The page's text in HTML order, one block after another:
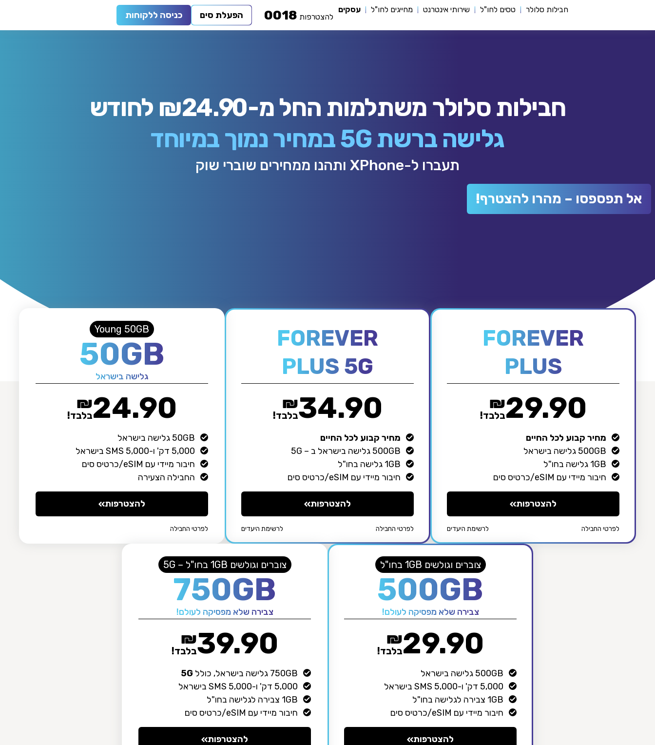
חבילות סלולר טסים לחו"ל שירותי אינטרנט מחייגים לחו"ל עסקים
להצטרפות 0018 הפעלת סים כניסה ללקוחות
חבילות סלולר משתלמות החל מ-₪24.90 לחודש
גלישה ברשת 5G במחיר נמוך במיוחד
תעברו ל-XPhone ותהנו ממחירים שוברי שוק
אל תפספסו – מהרו להצטרף!
FOREVER
PLUS
29.90
₪
בלבד!
מחיר קבוע לכל החיים
500GB גלישה בישראל
1GB גלישה בחו"ל
חיבור מיידי עם eSIM/כרטיס סים
להצטרפות
לפרטי החבילה לרשימת היעדים
FOREVER
PLUS 5G
34.90
₪
בלבד!
מחיר קבוע לכל החיים
500GB גלישה בישראל ב – 5G
1GB גלישה בחו"ל
חיבור מיידי עם eSIM/כרטיס סים
להצטרפות
לפרטי החבילה לרשימת היעדים
Young 50GB
50GB
גלישה בישראל
24.90
₪
בלבד!
50GB גלישה בישראל
5,000 דק' ו-5,000 SMS בישראל
חיבור מיידי עם eSIM/כרטיס סים
החבילה הצעירה
להצטרפות
לפרטי החבילה
חבילה
צוברים וגולשים 1GB בחו"ל
500GB
צבירה שלא מפסיקה לעולם!
29.90
₪
בלבד!
500GB גלישה בישראל
5,000 דק' ו-5,000 SMS בישראל
1GB צבירה לגלישה בחו"ל
חיבור מיידי עם eSIM/כרטיס סים
להצטרפות
צוברים וגולשים 1GB בחו"ל – 5G
750GB
צבירה שלא מפסיקה לעולם!
39.90
₪
בלבד!
750GB גלישה בישראל, כולל
5G
5,000 דק' ו-5,000 SMS בישראל
1GB צבירה לגלישה בחו"ל
חיבור מיידי עם eSIM/כרטיס סים
להצטרפות